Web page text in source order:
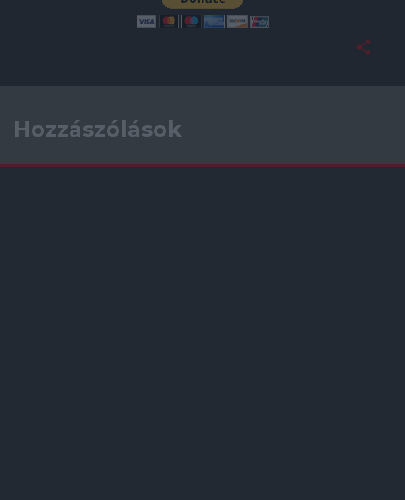
Hozzászólások